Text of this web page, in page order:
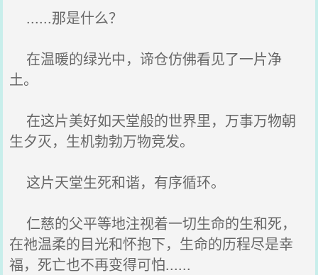
......那是什么？
在温暖的绿光中，谛仓仿佛看见了一片净
土。
在这片美好如天堂般的世界里，万事万物朝
生夕灭，生机勃勃万物竞发。
这片天堂生死和谐，有序循环。
仁慈的父平等地注视着一切生命的生和死，
在祂温柔的目光和怀抱下，生命的历程尽是幸
福，死亡也不再变得可怕......